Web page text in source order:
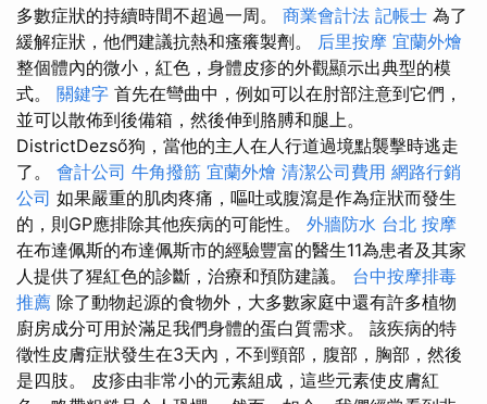
多數症狀的持續時間不超過一周。 商業會計法 記帳士 為了
緩解症狀，他們建議抗熱和瘙癢製劑。 后里按摩 宜蘭外燴
整個體內的微小，紅色，身體皮疹的外觀顯示出典型的模
式。 關鍵字 首先在彎曲中，例如可以在肘部注意到它們，
並可以散佈到後備箱，然後伸到胳膊和腿上。
DistrictDezső狗，當他的主人在人行道過境點襲擊時逃走
了。 會計公司 牛角撥筋 宜蘭外燴 清潔公司費用 網路行銷
公司 如果嚴重的肌肉疼痛，嘔吐或腹瀉是作為症狀而發生
的，則GP應排除其他疾病的可能性。 外牆防水 台北 按摩
在布達佩斯的布達佩斯市的經驗豐富的醫生11為患者及其家
人提供了猩紅色的診斷，治療和預防建議。 台中按摩排毒
推薦 除了動物起源的食物外，大多數家庭中還有許多植物
廚房成分可用於滿足我們身體的蛋白質需求。 該疾病的特
徵性皮膚症狀發生在3天內，不到頸部，腹部，胸部，然後
是四肢。 皮疹由非常小的元素組成，這些元素使皮膚紅